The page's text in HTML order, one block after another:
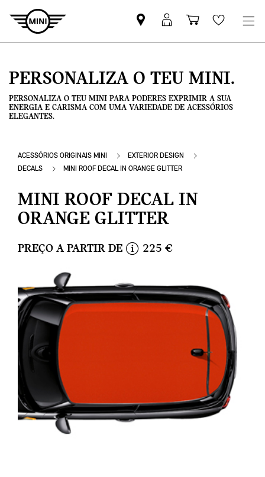
Pesquisar
parceiro
Iniciar
sessão
Carrinho
de
Wishlist
PERSONALIZA O TEU MINI.
PERSONALIZA O TEU MINI PARA PODERES EXPRIMIR A SUA
ENERGIA E CARISMA COM UMA VARIEDADE DE ACESSÓRIOS
ELEGANTES.
ACESSÓRIOS ORIGINAIS MINI
EXTERIOR DESIGN
DECALS
MINI ROOF DECAL IN ORANGE GLITTER
MINI ROOF DECAL IN
ORANGE GLITTER
PREÇO A PARTIR DE
f
o
225 €